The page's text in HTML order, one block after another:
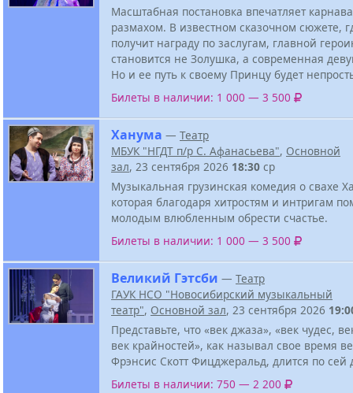
Масштабная постановка впечатляет
размахом. В известном сказочном сюжете,
получит награду по заслугам, главной
становится не Золушка, а современная
Но и ее путь к своему Принцу будет
Билеты в наличии: 1 000 — 3 500
Ханума — Театр
МБУК "НГДТ п/р С. Афанасьева", Основной
зал, 23 сентября 2026 18:30 ср
Музыкальная грузинская комедия о свахе
которая благодаря хитростям и интригам
молодым влюбленным обрести счастье.
Билеты в наличии: 1 000 — 3 500
Великий Гэтсби — Театр
ГАУК НСО "Новосибирский музыкальный
театр", Основной зал, 23 сентября 2026
Представьте, что «век джаза», «век чудес,
век крайностей», как называл свое время
Фрэнсис Скотт Фицджеральд, длится по сей
Билеты в наличии: 750 — 2 200